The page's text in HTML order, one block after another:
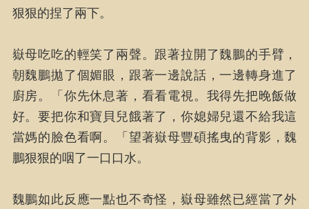
狠狠的捏了兩下。
嶽母吃吃的輕笑了兩聲。跟著拉開了魏鵬的手臂，
朝魏鵬拋了個媚眼，跟著一邊說話，一邊轉身進了
廚房。「你先休息著，看看電視。我得先把晚飯做
好。要把你和寶貝兒餓著了，你媳婦兒還不給我這
當媽的臉色看啊。「望著嶽母豐碩搖曳的背影，魏
鵬狠狠的咽了一口口水。
魏鵬如此反應一點也不奇怪，嶽母雖然已經當了外